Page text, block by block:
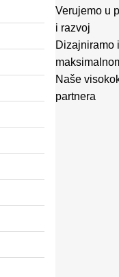
Verujemo u
i razvoj
Dizajniramo
Naše
partnera